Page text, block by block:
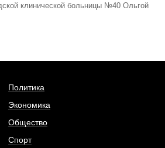
клинической больницы №40 Ольгой
Политика
Экономика
Общество
Спорт